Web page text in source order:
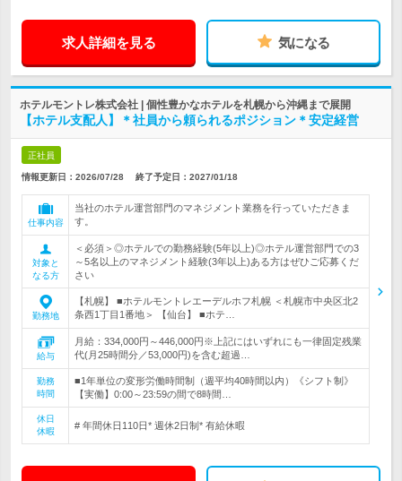
求人詳細を見る 気になる
ホテルモントレ株式会社 | 個性豊かなホテルを札幌から沖縄まで展開
【ホテル支配人】＊社員から頼られるポジション＊安定経営
正社員
情報更新日：2026/07/28 終了予定日： 2027/01/18
仕事内容
当社のホテル運営部門のマネジメント業務を行っていただきま
す。
対象と
なる方
＜必須＞◎ホテルでの勤務経験(5年以上)◎ホテル運営部門での3
～5名以上のマネジメント経験(3年以上)ある方はぜひご応募くだ
さい
勤務地
【札幌】 ■ホテルモントレエーデルホフ札幌 ＜札幌市中央区北2
条西1丁目1番地＞ 【仙台】 ■ホテ…
給与
月給：334,000円～446,000円※上記にはいずれにも一律固定残業
代(月25時間分／53,000円)を含む超過…
勤務
時間
■1年単位の変形労働時間制（週平均40時間以内）《シフト制》
【実働】0:00～23:59の間で8時間…
休日
休暇
# 年間休日110日* 週休2日制* 有給休暇